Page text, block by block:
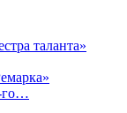
таланта»
го…